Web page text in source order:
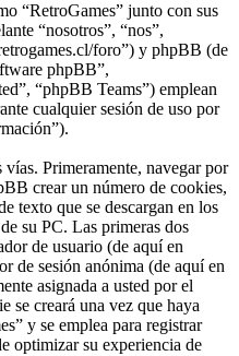
“RetroGames” junto con sus
“nosotros”, “nos”,
foro”) y phpBB (de
phpBB”,
“phpBB Teams”) emplean
cualquier sesión de uso por
Primeramente, navegar por
crear un número de cookies,
texto que se descargan en los
su PC. Las primeras dos
de usuario (de aquí en
de sesión anónima (de aquí en
asignada a usted por el
se creará una vez que haya
y se emplea para registrar
optimizar su experiencia de